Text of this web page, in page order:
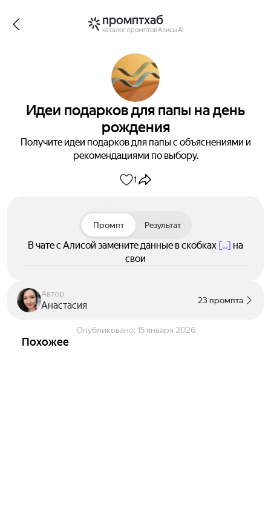
промптхаб
каталог промптов Алисы AI
Идеи подарков для папы на день
рождения
Получите идеи подарков для папы с объяснениями и
рекомендациями по выбору.
1
Промпт Результат
В чате с Алисой замените данные в скобках [...] на
свои
Автор
Анастасия 23 промпта
Опубликовано: 15 января 2026
Похожее